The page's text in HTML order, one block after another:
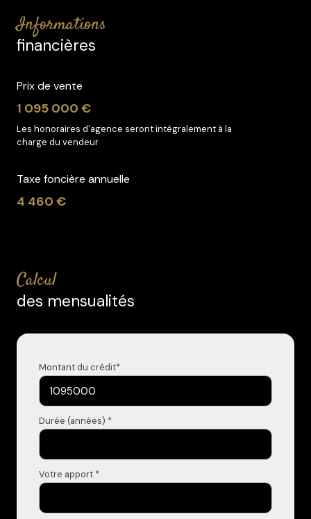
informations
financières
Prix de vente
1 095 000 €
Les honoraires d'agence seront intégralement à la
charge du vendeur
Taxe foncière annuelle
4 460 €
calcul
des mensualités
Montant du crédit*
Durée (années) *
Votre apport *